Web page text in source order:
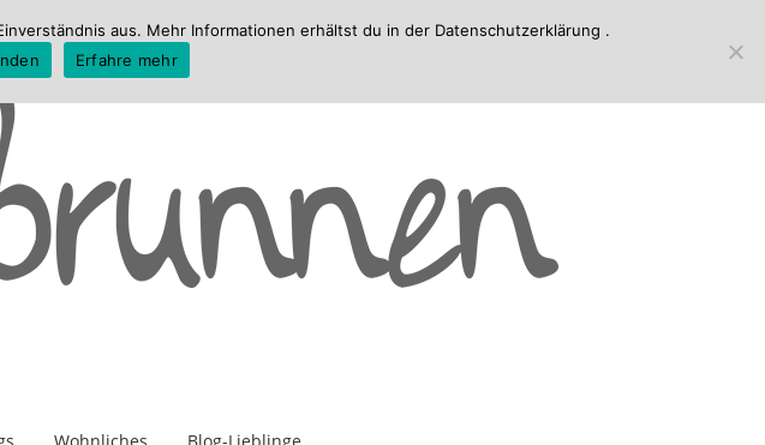
aus. Mehr Informationen erhältst du in der Datenschutzerklärung .
Erfahre mehr